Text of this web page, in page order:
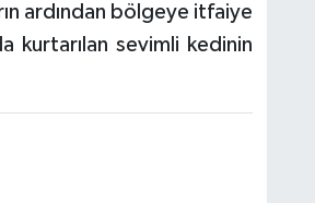
ardından bölgeye itfaiye
kurtarılan sevimli kedinin